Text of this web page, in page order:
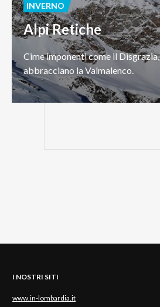
Alpi Retiche
Cimeimponenticome il Disgrazia,
abbracciano laValmalenco.
INVERNO
I NOSTRI SITI
www.in-lombardia.it